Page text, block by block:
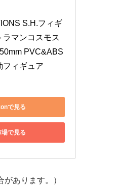
S.H.フィギ
ラマンコスモス
PVC&ABS
フィギュア
で見る
で見る
があります。）